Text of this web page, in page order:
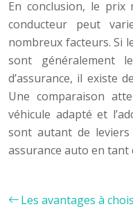
En conclusion, le prix
conducteur peut
nombreux facteurs. Si
sont généralement
d’assurance, il existe
Une comparaison
véhicule adapté et
sont autant de
assurance auto en tant
Les avantages à